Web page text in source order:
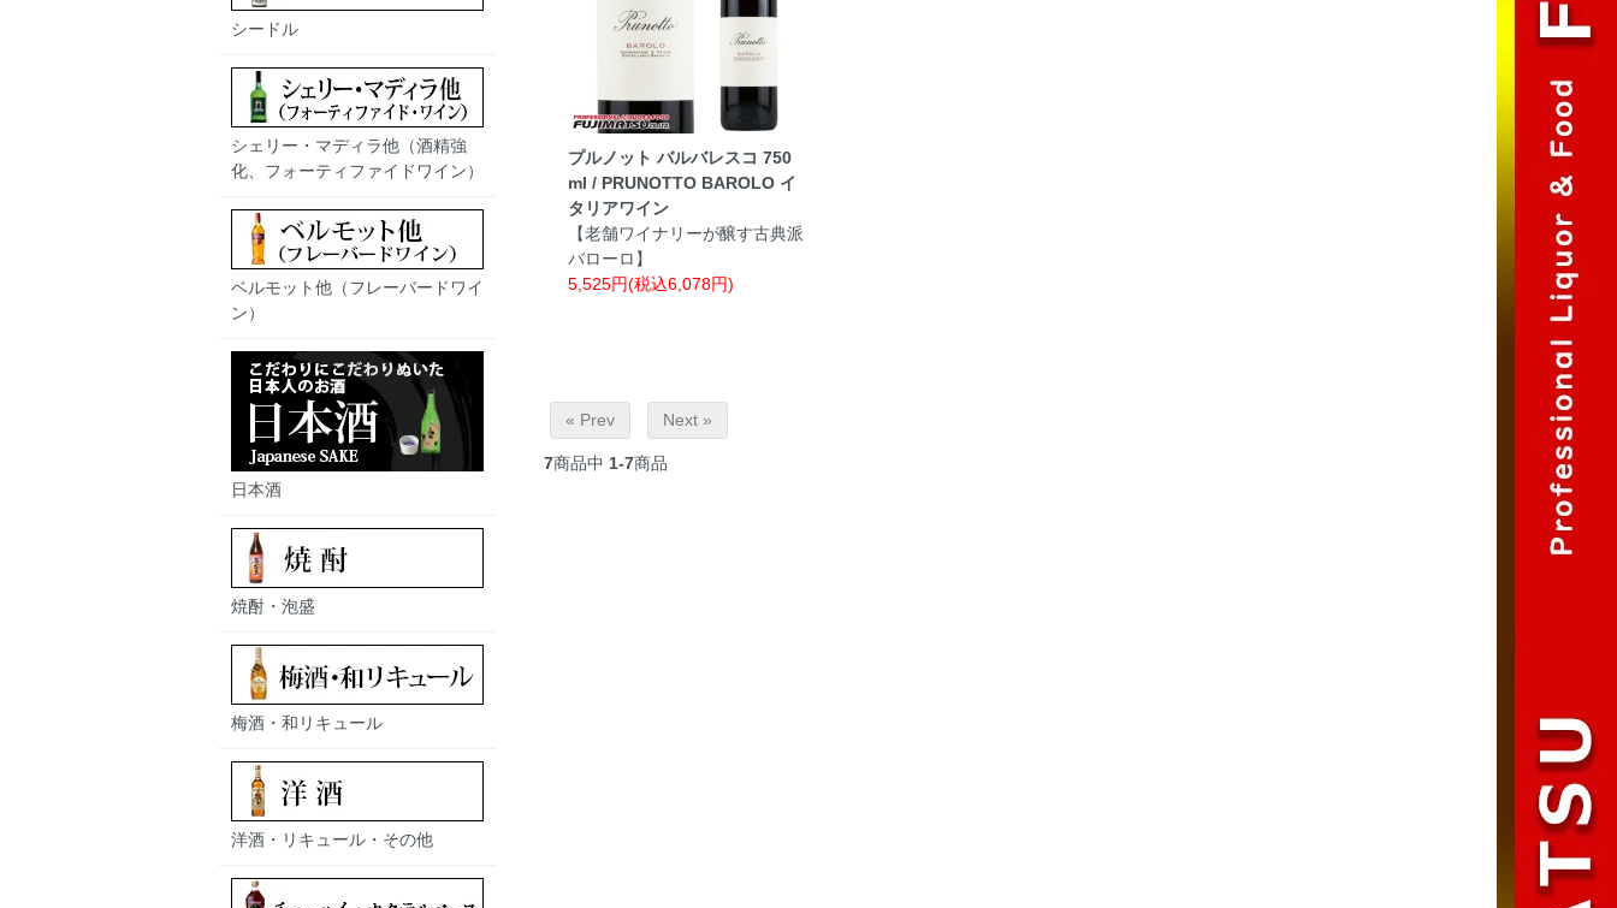
プルノット バルバレスコ 750
ml / PRUNOTTO BAROLO イ
タリアワイン
【老舗ワイナリーが醸す古典派
バローロ】
5,525円(税込6,078円)
« Prev Next »
7商品中 1-7商品
シードル
シェリー・マディラ他（酒精強
化、フォーティファイドワイン）
ベルモット他（フレーバードワイ
ン）
日本酒
焼酎・泡盛
梅酒・和リキュール
洋酒・リキュール・その他